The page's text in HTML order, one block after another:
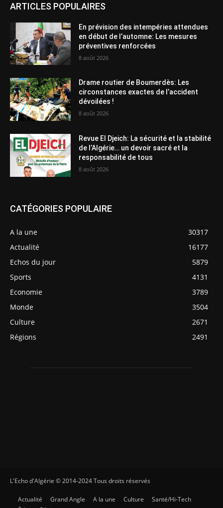
ARTICLES POPULAIRES
En prévision des intempéries attendues
en début de l’automne: Les mesures
préventives renforcées
8 août 2026
Drame routier de Boumerdès: Les
circonstances exactes de l’accident
dévoilées !
8 août 2026
Revue El Djeich: La sécurité et la stabilité
de l’Algérie… un devoir sacré et la
responsabilité de tous
8 août 2026
CATÉGORIES POPULAIRE
A la une
30317
Actualité
16177
Echos du jour
5879
Sports
4131
Economie
3789
Monde
3504
Culture
2671
Régions
2491
L'Echo d'Algérie © 2014-2024 Tous droits réservés
Actualité Grand Angle A la une Culture
Santé/Hi-Tech